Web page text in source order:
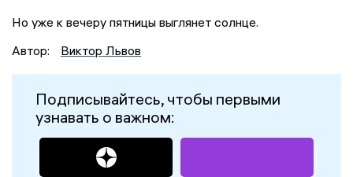
Но уже к вечеру пятницы выглянет солнце.
Автор:
Виктор Львов
Подписывайтесь, чтобы первыми
узнавать о важном: